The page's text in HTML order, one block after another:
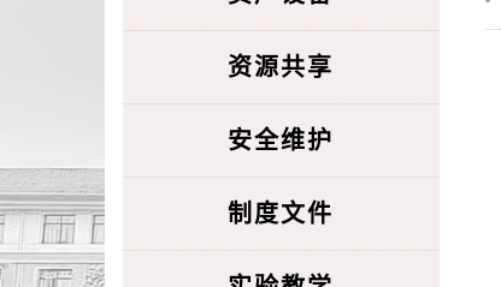
资源共享
安全维护
制度文件